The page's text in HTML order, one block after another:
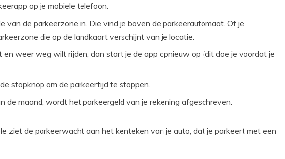
op je mobiele telefoon.
van de parkeerzone in. Die vind je boven de parkeerautomaat. Of je
die op de landkaart verschijnt van je locatie.
en weer weg wilt rijden, dan start je de app opnieuw op (dit doe je voordat je
stopknop om de parkeertijd te stoppen.
de maand, wordt het parkeergeld van je rekening afgeschreven.
ziet de parkeerwacht aan het kenteken van je auto, dat je parkeert met een